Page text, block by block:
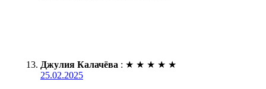
Джулия Калачёва : ★ ★ ★ ★ ★
25.02.2025